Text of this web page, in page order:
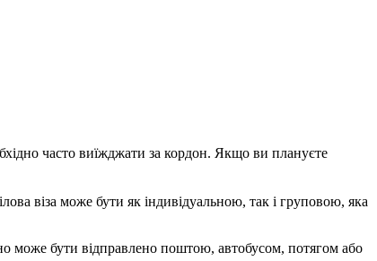
часто виїжджати за кордон. Якщо ви плануєте
віза може бути як індивідуальною, так і груповою, яка
може бути відправлено поштою, автобусом, потягом або